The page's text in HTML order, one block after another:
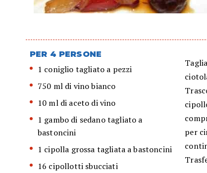
PER 4 PERSONE
1 coniglio tagliato a pezzi
750 ml di vino bianco
10 ml di aceto di vino
1 gambo di sedano tagliato a
bastoncini
1 cipolla grossa tagliata a bastoncini
16 cipollotti sbucciati
per